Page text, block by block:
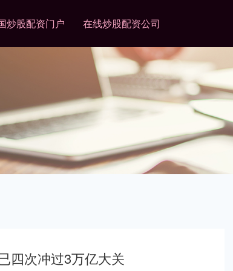
炒股配资门户 在线炒股配资公司
四次冲过3万亿大关